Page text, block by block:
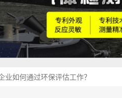
业如何通过环保评估工作？